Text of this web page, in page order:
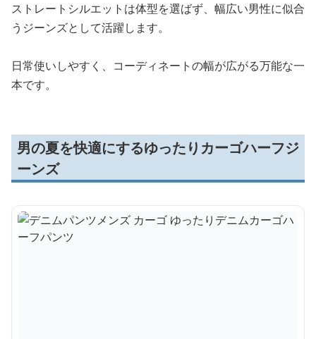
ストレートシルエットは体型を選ばず、幅広い男性に似合
うジーンズとして活躍します。
日常使いしやすく、コーディネートの幅が広がる万能な一
本です。
男の夏を快適にするゆったりカーゴハーフジ
ーンズ